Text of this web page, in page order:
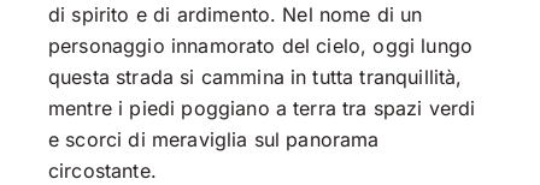
di spirito e di ardimento. Nel nome di un
personaggio innamorato del cielo, oggi lungo
questa strada si cammina in tutta tranquillità,
mentre i piedi poggiano a terra tra spazi verdi
e scorci di meraviglia sul panorama
circostante.